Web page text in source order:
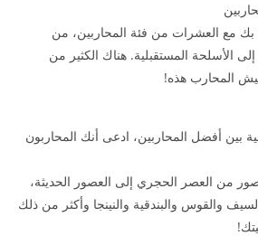
مع العشرات من فئة المحاربين، من
الأسلحة المستقبلية. هناك الكثير من
المحارب هذه!
أفضل المحاربين، ادعى أنك المحاربون
من العصر الحجري إلى العصور الحديثة،
والقوس والبندقية والنينجا وأكثر من ذلك